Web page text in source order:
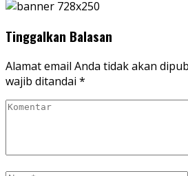
Tinggalkan Balasan
Alamat email Anda tidak akan
wajib ditandai *